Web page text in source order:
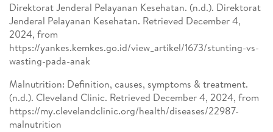
Direktorat Jenderal Pelayanan Kesehatan. (n.d.). Direktorat
Jenderal Pelayanan Kesehatan. Retrieved December 4,
2024, from
https://yankes.kemkes.go.id/view_artikel/1673/stunting-vs-
wasting-pada-anak
Malnutrition: Definition, causes, symptoms & treatment.
(n.d.). Cleveland Clinic. Retrieved December 4, 2024, from
https://my.clevelandclinic.org/health/diseases/22987-
malnutrition